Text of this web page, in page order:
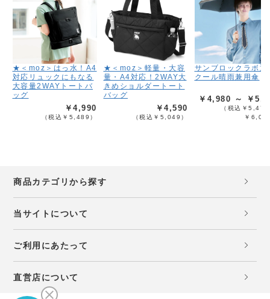
★＜moz＞はっ水！A4
対応リュックにもなる
大容量2WAYトートバ
ッグ
￥4,990
（税込￥5,489）
★＜moz＞軽量・大容
量・A4対応！2WAY大
きめショルダートート
バッグ
￥4,590
（税込￥5,049）
サンブロックラボ遮
クール晴雨兼用傘
￥4,980 ～ ￥
（税込￥
￥
商品カテゴリから探す
当サイトについて
ご利用にあたって
直営店について